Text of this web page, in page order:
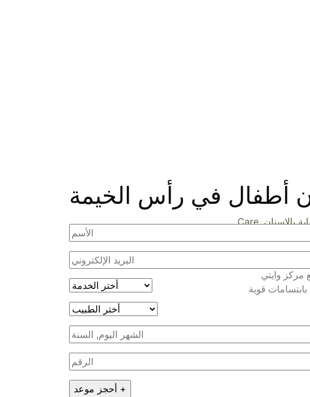
أطفال في رأس الخيمة
بالاسنان,
Care
مركز وايتي
قوية
بالألعاب